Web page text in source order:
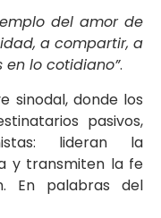
del amor de
a compartir, a
en lo cotidiano”.
sinodal, donde los
pasivos,
lideran la
y transmiten la fe
En palabras del